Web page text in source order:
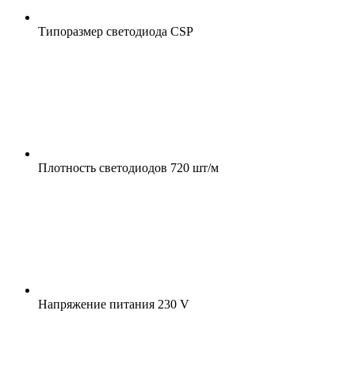
Типоразмер светодиода CSP
Плотность светодиодов 720 шт/м
Напряжение питания 230 V